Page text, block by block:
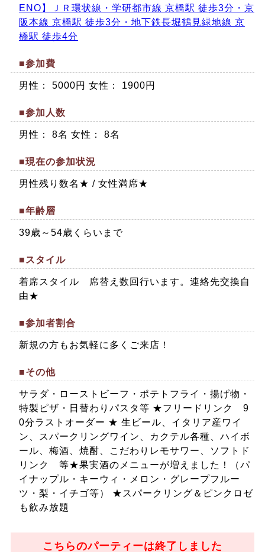
ENO】ＪＲ環状線・学研都市線 京橋駅 徒歩3分・京
阪本線 京橋駅 徒歩3分・地下鉄長堀鶴見緑地線 京
橋駅 徒歩4分
■参加費
男性： 5000円 女性： 1900円
■参加人数
男性： 8名 女性： 8名
■現在の参加状況
男性残り数名★ / 女性満席★
■年齢層
39歳～54歳くらいまで
■スタイル
着席スタイル 席替え数回行います。連絡先交換自
由★
■参加者割合
新規の方もお気軽に多くご来店！
■その他
サラダ・ローストビーフ・ポテトフライ・揚げ物・
特製ピザ・日替わりパスタ等 ★フリードリンク 9
0分ラストオーダー ★ 生ビール、イタリア産ワイ
ン、スパークリングワイン、カクテル各種、ハイボ
ール、梅酒、焼酎、こだわりレモサワー、ソフトド
リンク 等★果実酒のメニューが増えました！（パ
イナップル・キーウィ・メロン・グレープフルー
ツ・梨・イチゴ等） ★スパークリング＆ピンクロゼ
も飲み放題
こちらのパーティーは終了しました